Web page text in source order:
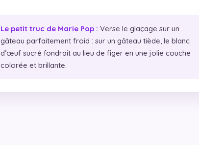
Le petit truc de Marie Pop : Verse le glaçage sur un
gâteau parfaitement froid : sur un gâteau tiède, le blanc
d’œuf sucré fondrait au lieu de figer en une jolie couche
colorée et brillante.